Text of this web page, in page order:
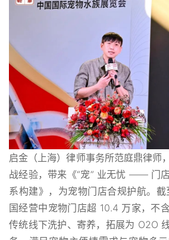
启金（上海）律师事务所范庭鼎律师
战经验，带来《“宠” 业无忧 —— 门
系构建》，为宠物门店合规护航。
国经营中宠物门店超 10.4 万家，不
传统线下洗护、寄养，拓展为 O2O